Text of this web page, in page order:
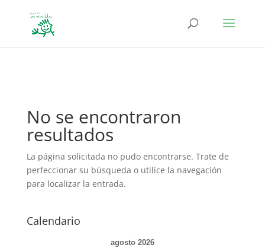
No se encontraron
resultados
La página solicitada no pudo encontrarse. Trate de
perfeccionar su búsqueda o utilice la navegación
para localizar la entrada.
Calendario
agosto 2026